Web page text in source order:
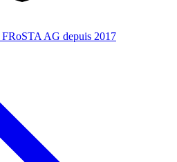
FRoSTA AG depuis 2017